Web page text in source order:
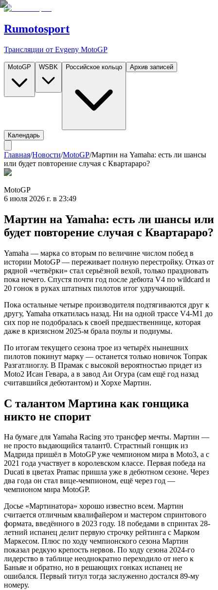
Rumotosport
Трансляции от Evgeny MotoGP
MotoGP WSBK Российское кольцо Архив записей
Календарь
Главная/Новости/MotoGP/Мартин на Yamaha: есть ли шансы
или будет повторение случая с Квартараро?
MotoGP
6 июля 2026 г. в 23:49
Мартин на Yamaha: есть ли шансы или
будет повторение случая с Квартараро?
Yamaha — марка со вторым по величине числом побед в
истории MotoGP — переживает полную перестройку. Отказ от
рядной «четвёрки» стал серьёзной вехой, только праздновать
пока нечего. Спустя почти год после дебюта V4 по wildcard и
20 гонок в руках штатных пилотов итог удручающий.
Пока остальные четыре производителя подтягиваются друг к
другу, Yamaha откатилась назад. Ни на одной трассе V4-M1 до
сих пор не подобралась к своей предшественнице, которая
даже в кризисном 2025-м брала поулы и подиумы.
По итогам текущего сезона трое из четырёх нынешних
пилотов покинут марку — останется только новичок Топрак
Разгатлиоглу. В Прамак с высокой вероятностью придет из
Moto2 Исан Гевара, а в завод Аи Огура (сам ещё год назад
считавшийся дебютантом) и Хорхе Мартин.
С талантом Мартина как гонщика
никто не спорит
На бумаге для Yamaha Racing это трансфер мечты. Мартин —
не просто выдающийся талант0. Страстный гонщик из
Мадрида пришёл в MotoGP уже чемпионом мира в Moto3, а с
2021 года участвует в королевском классе. Первая победа на
Ducati в цветах Pramac пришла уже в дебютном сезоне. Через
два года он стал вице-чемпионом, ещё через год —
чемпионом мира MotoGP.
Досье «Мартинатора» хорошо известно всем. Мартин
считается отличным квалифайером и мастером спринтового
формата, введённого в 2023 году. 18 победами в спринтах 28-
летний испанец делит первую строчку рейтинга с Марком
Маркесом. Плюс по ходу чемпионского сезона Мартин
показал редкую крепость нервов. По ходу сезона 2024-го
лидерство в таблице неоднократно переходило от него к
Баньяе и обратно, но в решающих гонках испанец не
ошибался. Первый титул тогда заслуженно достался 89-му
номеру.